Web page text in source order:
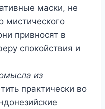
маски, не
мистического
привносят в
спокойствия и
из
практически во